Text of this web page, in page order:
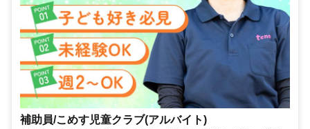
補助員/こめす児童クラブ(アルバイト)